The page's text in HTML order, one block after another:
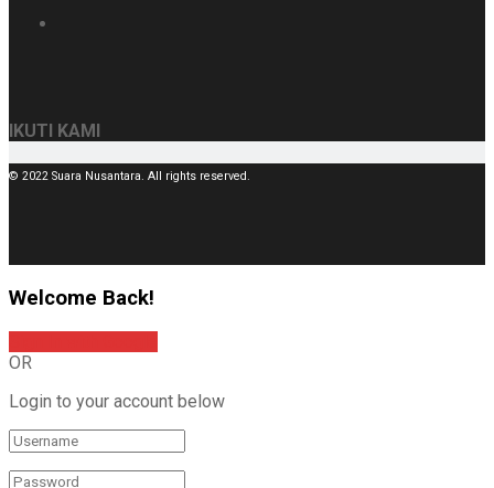
IKUTI KAMI
© 2022 Suara Nusantara. All rights reserved.
Welcome Back!
OR
Login to your account below